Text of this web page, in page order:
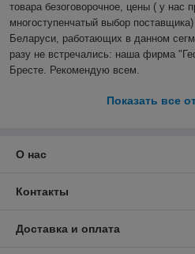
товара безоговорочное, цены ( у нас
многоступенчатый выбор
Беларуси, работающих в данном
разу не встречались: наша фирма
Бресте. Рекомендую всем.
Показать все
О нас
Контакты
Доставка и оплата